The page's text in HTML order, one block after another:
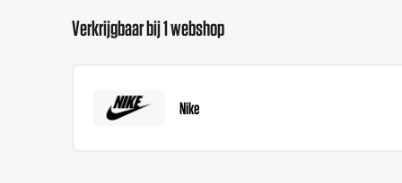
Verkrijgbaar bij 1 webshop
Nike